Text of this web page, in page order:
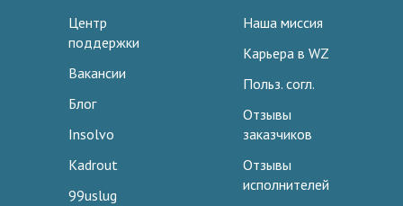
Центр
поддержки
Вакансии
Блог
Insolvo
Kadrout
99uslug
Наша миссия
Карьера в WZ
Польз. согл.
Отзывы
заказчиков
Отзывы
исполнителей